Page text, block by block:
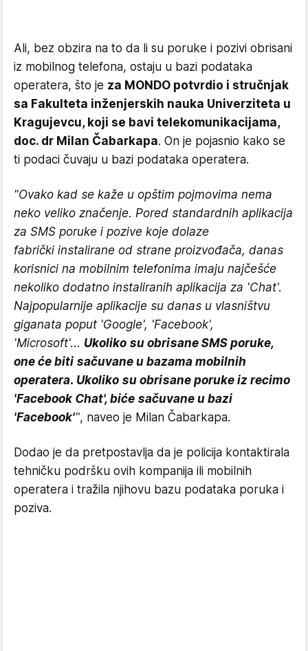
Ali, bez obzira na to da li su poruke i pozivi obrisani
iz mobilnog telefona, ostaju u bazi podataka
operatera, što je za MONDO potvrdio i stručnjak
sa Fakulteta inženjerskih nauka Univerziteta u
Kragujevcu, koji se bavi telekomunikacijama,
doc. dr Milan Čabarkapa. On je pojasnio kako se
ti podaci čuvaju u bazi podataka operatera.
"Ovako kad se kaže u opštim pojmovima nema
neko veliko značenje. Pored standardnih aplikacija
za SMS poruke i pozive koje dolaze
fabrički instalirane od strane proizvođača, danas
korisnici na mobilnim telefonima imaju najčešće
nekoliko dodatno instaliranih aplikacija za 'Chat'.
Najpopularnije aplikacije su danas u vlasništvu
giganata poput 'Google', 'Facebook',
'Microsoft'... Ukoliko su obrisane SMS poruke,
one će biti sačuvane u bazama mobilnih
operatera. Ukoliko su obrisane poruke iz recimo
'Facebook Chat', biće sačuvane u bazi
'Facebook'", naveo je Milan Čabarkapa.
Dodao je da pretpostavlja da je policija kontaktirala
tehničku podršku ovih kompanija ili mobilnih
operatera i tražila njihovu bazu podataka poruka i
poziva.